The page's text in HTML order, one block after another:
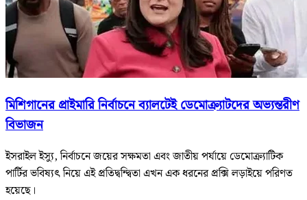
মিশিগানের প্রাইমারি নির্বাচনে ব্যালটেই ডেমোক্র্যাটদের অভ্যন্তরীণ
বিভাজন
ইসরাইল ইস্যু, নির্বাচনে জয়ের সক্ষমতা এবং জাতীয় পর্যায়ে ডেমোক্র্যাটিক
পার্টির ভবিষ্যৎ নিয়ে এই প্রতিদ্বন্দ্বিতা এখন এক ধরনের প্রক্সি লড়াইয়ে পরিণত
হয়েছে।